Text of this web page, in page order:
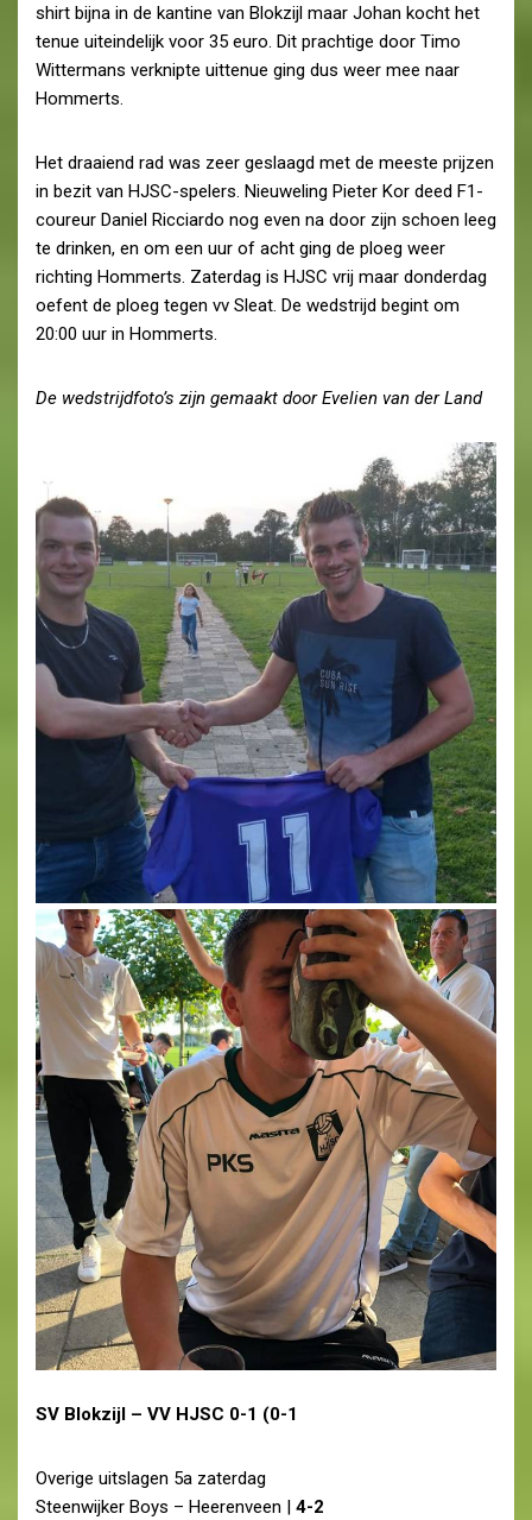
shirt bijna in de kantine van Blokzijl maar Johan kocht het
tenue uiteindelijk voor 35 euro. Dit prachtige door Timo
Wittermans verknipte uittenue ging dus weer mee naar
Hommerts.
Het draaiend rad was zeer geslaagd met de meeste prijzen
in bezit van HJSC-spelers. Nieuweling Pieter Kor deed F1-
coureur Daniel Ricciardo nog even na door zijn schoen leeg
te drinken, en om een uur of acht ging de ploeg weer
richting Hommerts. Zaterdag is HJSC vrij maar donderdag
oefent de ploeg tegen vv Sleat. De wedstrijd begint om
20:00 uur in Hommerts.
De wedstrijdfoto’s zijn gemaakt door Evelien van der Land
SV Blokzijl – VV HJSC 0-1 (0-1
Overige uitslagen 5a zaterdag
Steenwijker Boys – Heerenveen | 4-2